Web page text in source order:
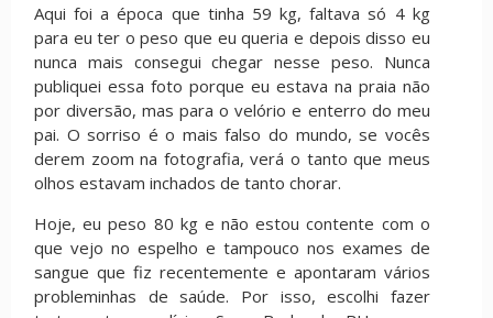
Aqui foi a época que tinha 59 kg, faltava só 4 kg
para eu ter o peso que eu queria e depois disso eu
nunca mais consegui chegar nesse peso. Nunca
publiquei essa foto porque eu estava na praia não
por diversão, mas para o velório e enterro do meu
pai. O sorriso é o mais falso do mundo, se vocês
derem zoom na fotografia, verá o tanto que meus
olhos estavam inchados de tanto chorar.
Hoje, eu peso 80 kg e não estou contente com o
que vejo no espelho e tampouco nos exames de
sangue que fiz recentemente e apontaram vários
probleminhas de saúde. Por isso, escolhi fazer